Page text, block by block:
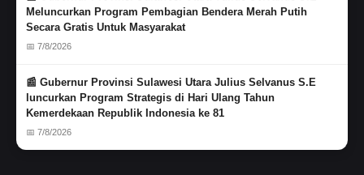
Meluncurkan Program Pembagian Bendera Merah Putih
Secara Gratis Untuk Masyarakat
📅 7/8/2026
📰 Gubernur Provinsi Sulawesi Utara Julius Selvanus S.E
luncurkan Program Strategis di Hari Ulang Tahun
Kemerdekaan Republik Indonesia ke 81
📅 7/8/2026